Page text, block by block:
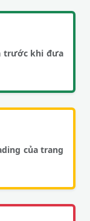
trước khi đưa
của trang